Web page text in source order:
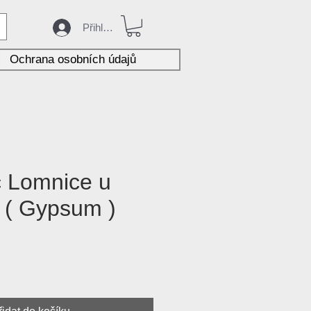
Přihlásit
Ochrana osobních údajů
Lomnice u
Gypsum )